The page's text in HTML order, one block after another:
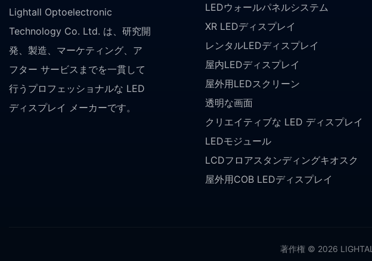
Lightall Optoelectronic
Technology Co. Ltd. は、研究開
発、製造、マーケティング、ア
フター サービスまでを一貫して
行うプロフェッショナルな LED
ディスプレイ メーカーです。
LEDウォールパネルシステム
XR LEDディスプレイ
レンタルLEDディスプレイ
屋内LEDディスプレイ
屋外用LEDスクリーン
透明な画面
クリエイティブな LED ディスプレイ
LEDモジュール
LCDフロアスタンディングキオスク
屋外用COB LEDディスプレイ
著作権 © 2026